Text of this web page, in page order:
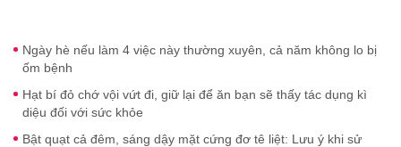
Ngày hè nếu làm 4 việc này thường xuyên, cả năm không lo bị
ốm bệnh
Hạt bí đỏ chớ vội vứt đi, giữ lại để ăn bạn sẽ thấy tác dụng kì
diệu đối với sức khỏe
Bật quạt cả đêm, sáng dậy mặt cứng đơ tê liệt: Lưu ý khi sử